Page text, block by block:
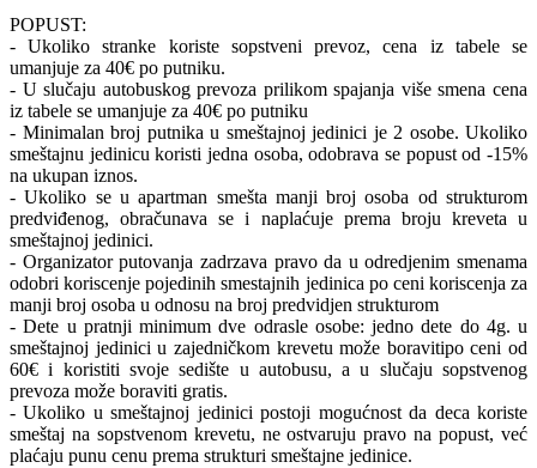
POPUST:
- Ukoliko stranke koriste sopstveni prevoz, cena iz tabele se
umanjuje za 40€ po putniku.
- U slučaju autobuskog prevoza prilikom spajanja više smena cena
iz tabele se umanjuje za 40€ po putniku
- Minimalan broj putnika u smeštajnoj jedinici je 2 osobe. Ukoliko
smeštajnu jedinicu koristi jedna osoba, odobrava se popust od -15%
na ukupan iznos.
- Ukoliko se u apartman smešta manji broj osoba od strukturom
predviđenog, obračunava se i naplaćuje prema broju kreveta u
smeštajnoj jedinici.
- Organizator putovanja zadrzava pravo da u odredjenim smenama
odobri koriscenje pojedinih smestajnih jedinica po ceni koriscenja za
manji broj osoba u odnosu na broj predvidjen strukturom
- Dete u pratnji minimum dve odrasle osobe: jedno dete do 4g. u
smeštajnoj jedinici u zajedničkom krevetu može boravitipo ceni od
60€ i koristiti svoje sedište u autobusu, a u slučaju sopstvenog
prevoza može boraviti gratis.
- Ukoliko u smeštajnoj jedinici postoji mogućnost da deca koriste
smeštaj na sopstvenom krevetu, ne ostvaruju pravo na popust, već
plaćaju punu cenu prema strukturi smeštajne jedinice.